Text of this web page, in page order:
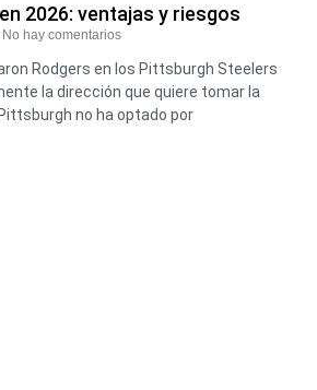
2026: ventajas y riesgos
No hay comentarios
Rodgers en los Pittsburgh Steelers
la dirección que quiere tomar la
no ha optado por